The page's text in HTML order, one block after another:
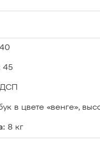
40
45
ДСП
в цвете «венге»,
8 кг